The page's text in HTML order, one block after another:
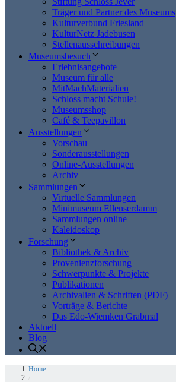
Träger und Partner des Museums
Kulturverbund Friesland
KulturNetz Jadebusen
Stellenausschreibungen
Museumsbesuch
Erlebnisangebote
Museum für alle
MitMachMaterialien
Schloss macht Schule!
Museumsshop
Café & Teepavillon
Ausstellungen
Vorschau
Sonderausstellungen
Online-Ausstellungen
Archiv
Sammlungen
Virtuelle Sammlungen
Minimuseum Ellenserdamm
Sammlungen online
Kaleidoskop
Forschung
Bibliothek & Archiv
Provenienzforschung
Schwerpunkte & Projekte
Publikationen
Archivalien & Schriften (PDF)
Vorträge & Berichte
Das Edo-Wiemken Grabmal
Aktuell
Blog
Home